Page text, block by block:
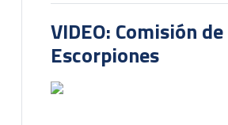
VIDEO: Comisión
Escorpiones